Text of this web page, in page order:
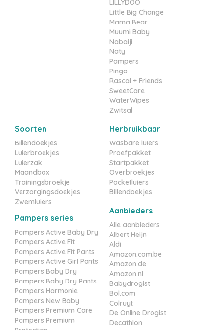
LILLYDOO
Little Big Change
Mama Bear
Muumi Baby
Nabaiji
Naty
Pampers
Pingo
Rascal + Friends
SweetCare
WaterWipes
Zwitsal
Soorten
Billendoekjes
Luierbroekjes
Luierzak
Maandbox
Trainingsbroekje
Verzorgingsdoekjes
Zwemluiers
Pampers series
Pampers Active Baby Dry
Pampers Active Fit
Pampers Active Fit Pants
Pampers Active Girl Pants
Pampers Baby Dry
Pampers Baby Dry Pants
Pampers Harmonie
Pampers New Baby
Pampers Premium Care
Pampers Premium
Herbruikbaar
Wasbare luiers
Proefpakket
Startpakket
Overbroekjes
Pocketluiers
Billendoekjes
Aanbieders
Alle aanbieders
Albert Heijn
Aldi
Amazon.com.be
Amazon.de
Amazon.nl
Babydrogist
Bol.com
Colruyt
De Online Drogist
Decathlon